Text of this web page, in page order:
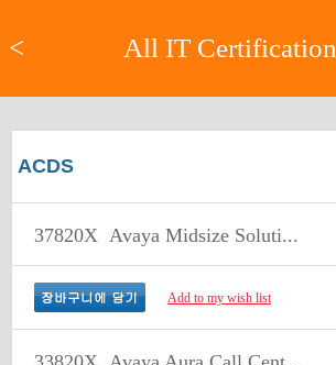
< All IT Certification
ACDS
37820X Avaya Midsize Soluti...
Add to my wish list